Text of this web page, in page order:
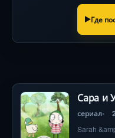
Где
Сара и
сериал
Sarah